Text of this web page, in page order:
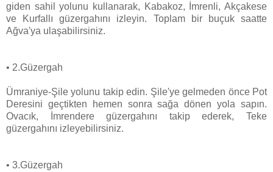
giden sahil yolunu kullanarak, Kabakoz, İmrenli, Akçakese
ve Kurfallı güzergahını izleyin. Toplam bir buçuk saatte
Ağva'ya ulaşabilirsiniz.
• 2.Güzergah
Ümraniye-Şile yolunu takip edin. Şile'ye gelmeden önce Pot
Deresini geçtikten hemen sonra sağa dönen yola sapın.
Ovacık, İmrendere güzergahını takip ederek, Teke
güzergahını izleyebilirsiniz.
• 3.Güzergah